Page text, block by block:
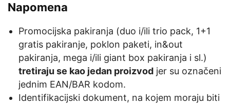
Napomena
Promocijska pakiranja (duo i/ili trio pack, 1+1
gratis pakiranje, poklon paketi, in&out
pakiranja, mega i/ili giant box pakiranja i sl.)
tretiraju se kao jedan proizvod jer su označeni
jednim EAN/BAR kodom.
Identifikacijski dokument, na kojem moraju biti